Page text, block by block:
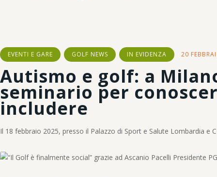
EVENTI E GARE GOLF NEWS IN EVIDENZA 20
Autismo e golf: a
seminario per
includere
Il 18 febbraio 2025, presso il Palazzo di Sport e Salute Lombardia e